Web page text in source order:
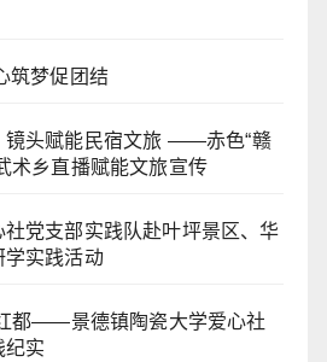
筑梦促团结
镜头赋能民宿文旅 ——赤色“赣
术乡直播赋能文旅宣传
党支部实践队赴叶坪景区、华
学实践活动
都——景德镇陶瓷大学爱心社
纪实